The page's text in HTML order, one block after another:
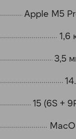
Apple M5
1,6
3,5
15 (6S +